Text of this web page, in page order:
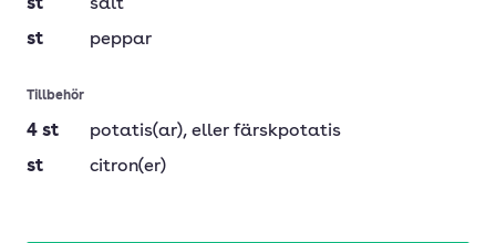
st
salt
st
peppar
Tillbehör
4 st potatis(ar), eller färskpotatis
st
citron(er)